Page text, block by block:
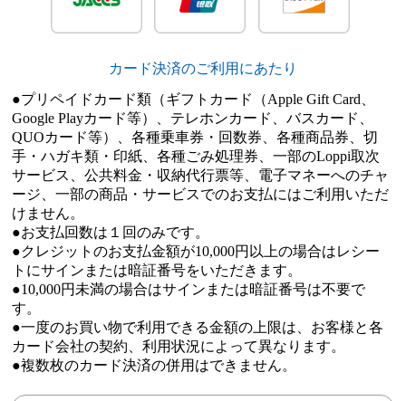
カード決済のご利用にあたり
●プリペイドカード類（ギフトカード（Apple Gift Card、
Google Playカード等）、テレホンカード、バスカード、
QUOカード等）、各種乗車券・回数券、各種商品券、切
手・ハガキ類・印紙、各種ごみ処理券、一部のLoppi取次
サービス、公共料金・収納代行票等、電子マネーへのチャ
ージ、一部の商品・サービスでのお支払にはご利用いただ
けません。
●お支払回数は１回のみです。
●クレジットのお支払金額が10,000円以上の場合はレシー
トにサインまたは暗証番号をいただきます。
●10,000円未満の場合はサインまたは暗証番号は不要で
す。
●一度のお買い物で利用できる金額の上限は、お客様と各
カード会社の契約、利用状況によって異なります。
●複数枚のカード決済の併用はできません。